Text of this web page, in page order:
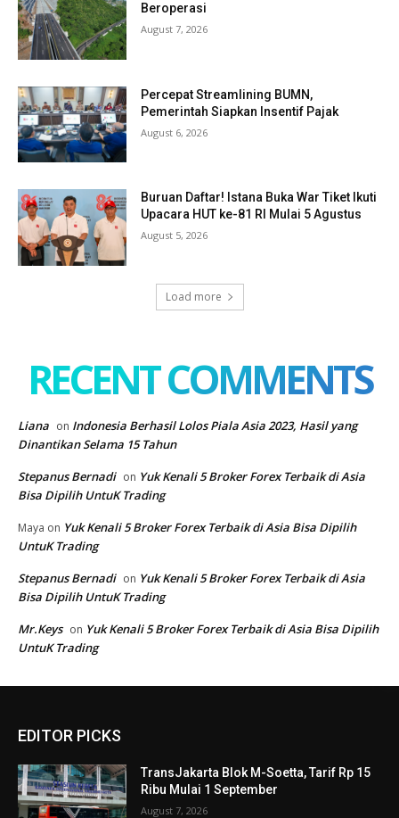
EDITOR PICKS
TransJakarta Blok M-Soetta, Tarif Rp 15
Ribu Mulai 1 September
August 7, 2026